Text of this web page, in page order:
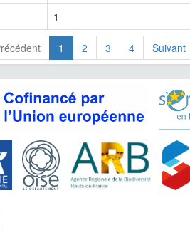
1
1 2 3 4 Suivant